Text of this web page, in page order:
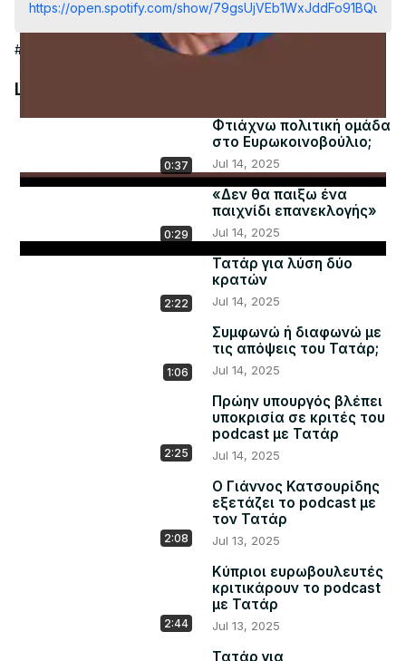
Video
https://open.spotify.com/show/79gsUjVEb1WxJddFo91BQu
#Government #Social Issues & Advocacy
Latest Videos
0:37
Φτιάχνω πολιτική ομάδα
στο Ευρωκοινοβούλιο;
Jul 14, 2025
0:29
«Δεν θα παιξω ένα
παιχνίδι επανεκλογής»
Jul 14, 2025
2:22
Τατάρ για λύση δύο
κρατών
Jul 14, 2025
1:06
Συμφωνώ ή διαφωνώ με
τις απόψεις του Τατάρ;
Jul 14, 2025
2:25
Πρώην υπουργός βλέπει
υποκρισία σε κριτές του
podcast με Τατάρ
Jul 14, 2025
2:08
Ο Γιάννος Κατσουρίδης
εξετάζει το podcast με
τον Τατάρ
Jul 13, 2025
2:44
Κύπριοι ευρωβουλευτές
κριτικάρουν το podcast
με Τατάρ
Jul 13, 2025
Τατάρ για